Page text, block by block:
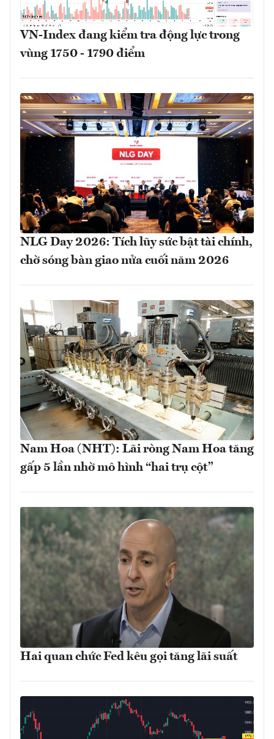
VN-Index đang kiểm tra động lực trong
vùng 1750 - 1790 điểm
NLG Day 2026: Tích lũy sức bật tài chính,
chờ sóng bàn giao nửa cuối năm 2026
Nam Hoa (NHT): Lãi ròng Nam Hoa tăng
gấp 5 lần nhờ mô hình “hai trụ cột”
Hai quan chức Fed kêu gọi tăng lãi suất